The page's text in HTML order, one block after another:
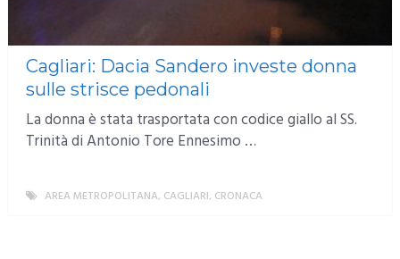
Cagliari: Dacia Sandero investe donna
sulle strisce pedonali
La donna è stata trasportata con codice giallo al SS.
Trinità di Antonio Tore Ennesimo …
AREA METROPOLITANA, CAGLIARI, CRONACA